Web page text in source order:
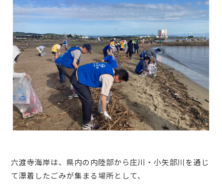
六渡寺海岸は、県内の内陸部から庄川・小矢部川を通じ
て漂着したごみが集まる場所として、